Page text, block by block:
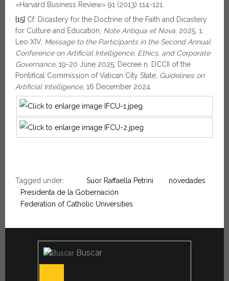
«Harvard Business Review» 91 (2013) 114-121.
[15] Cf. Dicastery for the Doctrine of the Faith and Dicastery
for Culture and Education, Note Antiqua et Nova , 2025, 1;
Leo XIV, Message to the Participants in the Second Annual
Conference on Artificial Intelligence, Ethics, and Corporate
Governance, 19-20 June 2025; Decree n. DCCII of the
Pontifical Commission of Vatican City State, Guidelines on
Artificial Intelligence, 16 December 2024.
Tagged under: Suor Raffaella Petrini
novedades
Presidenta de la Gobernación
Federation of Catholic Universities
Buscar